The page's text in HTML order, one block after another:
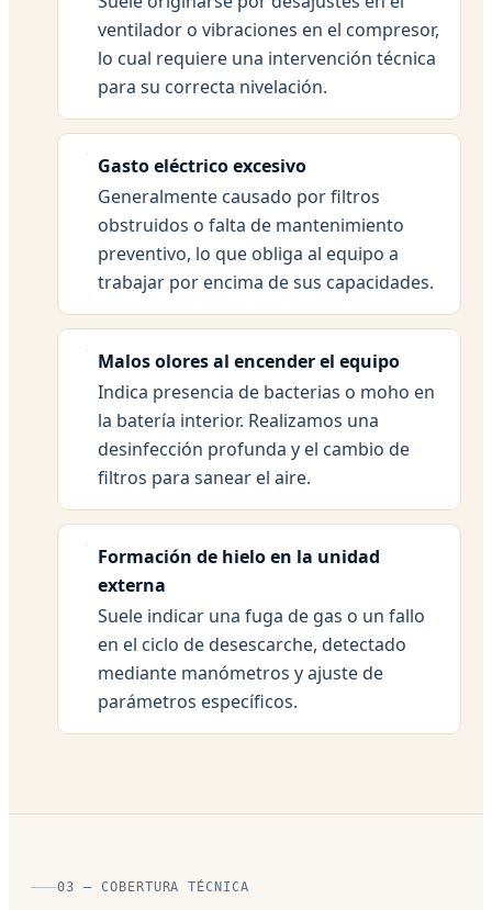
ventilador o vibraciones en el compresor,
lo cual requiere una intervención técnica
para su correcta nivelación.
Gasto eléctrico excesivo
Generalmente causado por filtros
obstruidos o falta de mantenimiento
preventivo, lo que obliga al equipo a
trabajar por encima de sus capacidades.
Malos olores al encender el equipo
Indica presencia de bacterias o moho en
la batería interior. Realizamos una
desinfección profunda y el cambio de
filtros para sanear el aire.
Formación de hielo en la unidad
externa
Suele indicar una fuga de gas o un fallo
en el ciclo de desescarche, detectado
mediante manómetros y ajuste de
parámetros específicos.
03 — COBERTURA TÉCNICA